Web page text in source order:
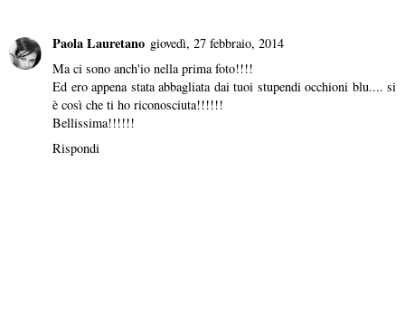
Paola Lauretano giovedì, 27 febbraio, 2014
Ma ci sono anch'io nella prima foto!!!!
Ed ero appena stata abbagliata dai tuoi stupendi occhioni blu.... si
è così che ti ho riconosciuta!!!!!!
Bellissima!!!!!!
Rispondi